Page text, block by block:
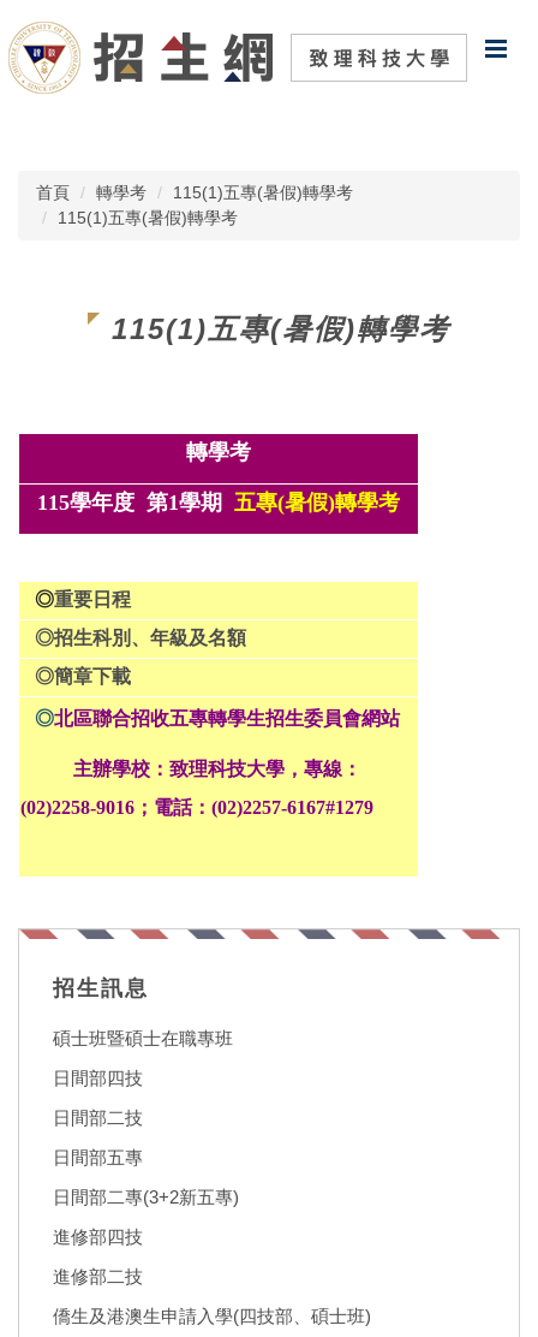
到
主
要
首頁 轉學考
115(1)五專(暑假)轉學考
115(1)五專(暑假)轉學考
115(1)五專(暑假)轉學考
轉學考
115學年度 第1學期 五專(暑假)轉學考
◎重要日程
◎招生科別、年級及名額
◎簡章下載
◎北區聯合招收五專轉學生招生委員會網站
主辦學校：致理科技大學，專線：
(02)2258-9016；電話：(02)2257-6167#1279
招生訊息
碩士班暨碩士在職專班
日間部四技
日間部二技
日間部五專
日間部二專(3+2新五專)
進修部四技
進修部二技
僑生及港澳生申請入學(四技部、碩士班)